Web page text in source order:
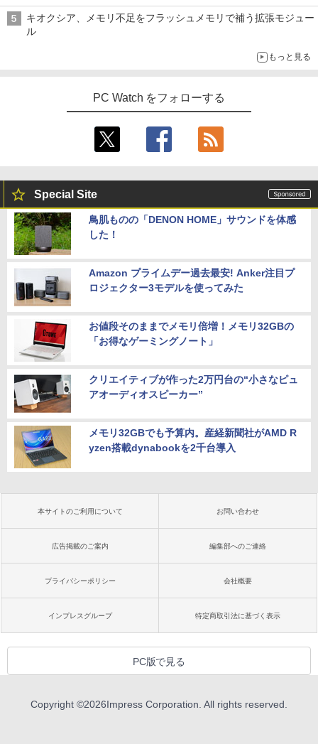
キオクシア、メモリ不足をフラッシュメモリで補う拡張モジュー
ル
もっと見る
PC Watch をフォローする
Special Site
鳥肌ものの「DENON HOME」サウンドを体感
した！
Amazon プライムデー過去最安! Anker注目プ
ロジェクター3モデルを使ってみた
お値段そのままでメモリ倍増！メモリ32GBの
「お得なゲーミングノート」
クリエイティブが作った2万円台の“小さなピュ
アオーディオスピーカー”
メモリ32GBでも予算内。産経新聞社がAMD R
yzen搭載dynabookを2千台導入
本サイトのご利用について お問い合わせ
広告掲載のご案内 編集部へのご連絡
プライバシーポリシー 会社概要
インプレスグループ 特定商取引法に基づく表示
PC版で見る
Copyright ©2026Impress Corporation. All rights reserved.